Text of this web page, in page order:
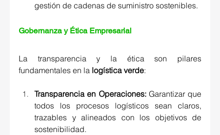
gestión de cadenas de suministro sostenibles.
Gobernanza y Ética Empresarial
La transparencia y la ética son pilares
fundamentales en la logística verde:
Transparencia en Operaciones: Garantizar que
todos los procesos logísticos sean claros,
trazables y alineados con los objetivos de
sostenibilidad.